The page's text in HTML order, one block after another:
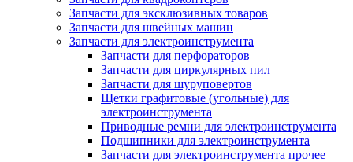
Запчасти для эксклюзивных товаров
Запчасти для швейных машин
Запчасти для электроинструмента
Запчасти для перфораторов
Запчасти для циркулярных пил
Запчасти для шуруповертов
Щетки графитовые (угольные) для
электроинструмента
Приводные ремни для электроинструмента
Подшипники для электроинструмента
Запчасти для электроинструмента прочее